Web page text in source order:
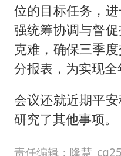
位的目标任务，
强统筹协调与督
克难，确保三季
分报表，为实现全
会议还就近期平
研究了其他事项。
责任编辑：隆慧